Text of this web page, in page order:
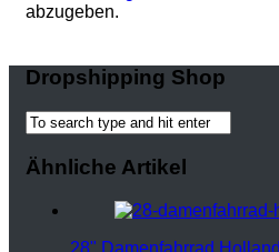
abzugeben.
Dropshipping Shop
Ähnliche Artikel
28" Damenfahrrad